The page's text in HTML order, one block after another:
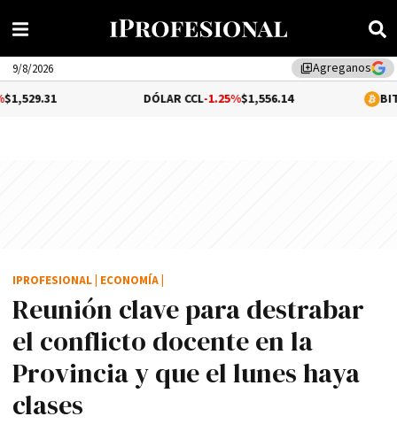
library_addAgreganos
9/8/2026
-1.25%$1,556.14
Reunión clave para destrabar
el conflicto docente en la
Provincia y que el lunes haya
clases
IPROFESIONAL ECONOMÍA